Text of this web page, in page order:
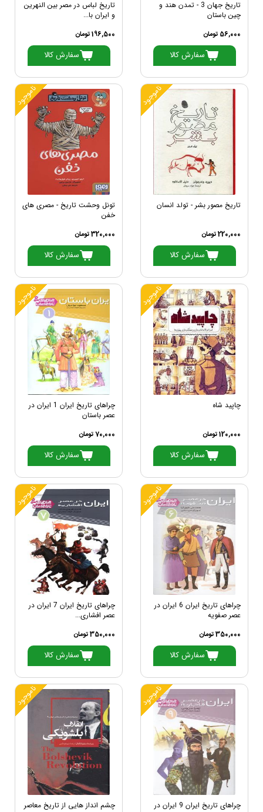
تاریخ جهان 3 - تمدن هند و
چین باستان
56,000 تومان
سفارش کالا
تاریخ لباس در مصر بین النهرین
و ایران با...
196,500 تومان
سفارش کالا
ناموجود
تاریخ مصور بشر - تولد انسان
220,000 تومان
سفارش کالا
ناموجود
تونل وحشت تاریخ - مصری های
خفن
320,000 تومان
سفارش کالا
ناموجود
چاپید شاه
120,000 تومان
سفارش کالا
ناموجود
چراهای تاریخ ایران 1 ایران در
عصر باستان
70,000 تومان
سفارش کالا
ناموجود
چراهای تاریخ ایران 6 ایران در
عصر صفویه
350,000 تومان
سفارش کالا
ناموجود
چراهای تاریخ ایران 7 ایران در
عصر افشاری...
350,000 تومان
سفارش کالا
ناموجود
چراهای تاریخ ایران 9 ایران در
ناموجود
چشم انداز هایی از تاریخ معاصر